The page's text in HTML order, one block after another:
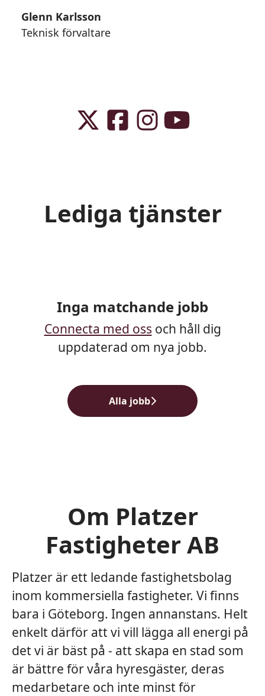
Glenn Karlsson
Teknisk förvaltare
Lediga tjänster
Inga matchande jobb
Connecta med oss och håll dig
uppdaterad om nya jobb.
Alla jobb
Om Platzer
Fastigheter AB
Platzer är ett ledande fastighetsbolag
inom kommersiella fastigheter. Vi finns
bara i Göteborg. Ingen annanstans. Helt
enkelt därför att vi vill lägga all energi på
det vi är bäst på - att skapa en stad som
är bättre för våra hyresgäster, deras
medarbetare och inte minst för